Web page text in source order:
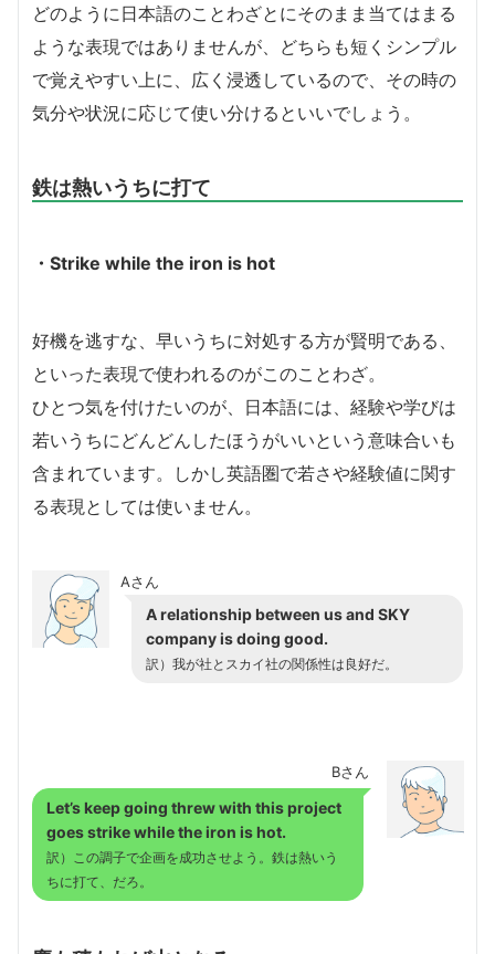
どのように日本語のことわざとにそのまま当てはまる
ような表現ではありませんが、どちらも短くシンプル
で覚えやすい上に、広く浸透しているので、その時の
気分や状況に応じて使い分けるといいでしょう。
鉄は熱いうちに打て
・Strike while the iron is hot
好機を逃すな、早いうちに対処する方が賢明である、
といった表現で使われるのがこのことわざ。
ひとつ気を付けたいのが、日本語には、経験や学びは
若いうちにどんどんしたほうがいいという意味合いも
含まれています。しかし英語圏で若さや経験値に関す
る表現としては使いません。
Aさん
A relationship between us and SKY
company is doing good.
訳）我が社とスカイ社の関係性は良好だ。
Bさん
Let’s keep going threw with this project
goesstrike while the iron is hot.
訳）この調子で企画を成功させよう。鉄は熱いう
ちに打て、だろ。